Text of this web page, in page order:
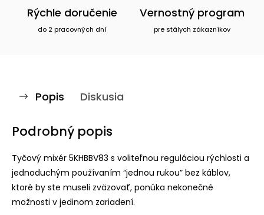
Rýchle doručenie
do 2 pracovných dní
Vernostný program
pre stálych zákazníkov
Popis Diskusia
Podrobný popis
Tyčový mixér 5KHBBV83 s voliteľnou reguláciou rýchlosti a
jednoduchým používaním “jednou rukou” bez káblov,
ktoré by ste museli zväzovať, ponúka nekonečné
možnosti v jedinom zariadení.